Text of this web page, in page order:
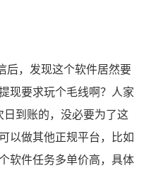
，发现这个软件居然要
现要求玩个毛线啊？人家
到账的，没必要为了这
以做其他正规平台，比如
软件任务多单价高，具体